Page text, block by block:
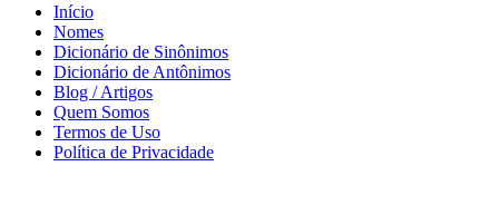
Início
Nomes
Dicionário de Sinônimos
Dicionário de Antônimos
Blog / Artigos
Quem Somos
Termos de Uso
Política de Privacidade